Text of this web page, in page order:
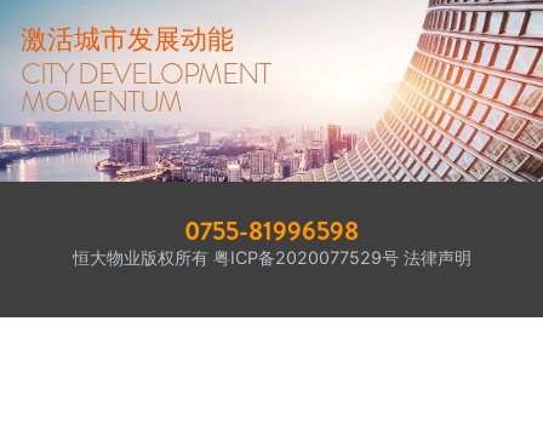
激活城市发展动能
CITY DEVELOPMENT
MOMENTUM
0755-81996598
恒大物业版权所有 粤ICP备2020077529号 法律声明